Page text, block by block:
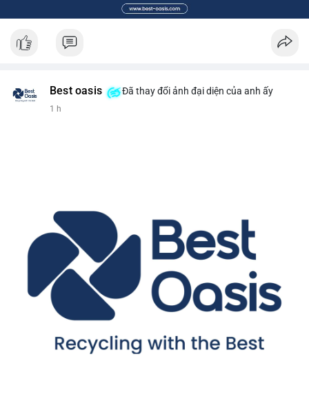
Best oasis Đã thay đổi ảnh đại diện của anh ấy
1 h